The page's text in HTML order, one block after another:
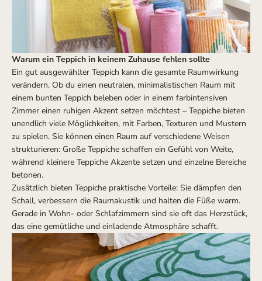
Warum ein Teppich in keinem Zuhause fehlen sollte
Ein gut ausgewählter Teppich kann die gesamte Raumwirkung
verändern. Ob du einen neutralen, minimalistischen Raum mit
einem bunten Teppich beleben oder in einem farbintensiven
Zimmer einen ruhigen Akzent setzen möchtest – Teppiche bieten
unendlich viele Möglichkeiten, mit Farben, Texturen und Mustern
zu spielen. Sie können einen Raum auf verschiedene Weisen
strukturieren: Große Teppiche schaffen ein Gefühl von Weite,
während kleinere Teppiche Akzente setzen und einzelne Bereiche
betonen.
Zusätzlich bieten Teppiche praktische Vorteile: Sie dämpfen den
Schall, verbessern die Raumakustik und halten die Füße warm.
Gerade in Wohn- oder Schlafzimmern sind sie oft das Herzstück,
das eine gemütliche und einladende Atmosphäre schafft.